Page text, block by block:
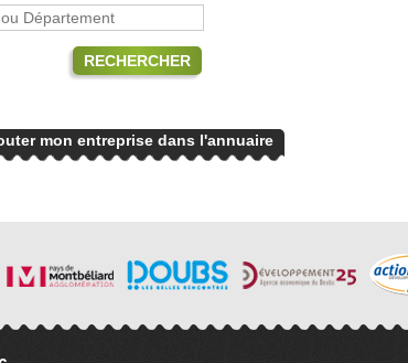
RECHERCHER
mon entreprise dans l'annuaire